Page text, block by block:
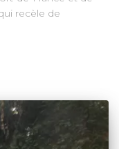
recèle de